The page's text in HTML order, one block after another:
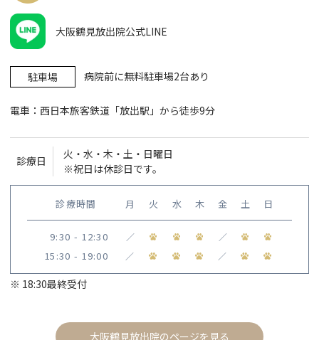
大阪鶴見放出院公式LINE
駐車場 病院前に無料駐車場2台あり
電車：西日本旅客鉄道「放出駅」から徒歩9分
診療日
火・水・木・土・日曜日
※祝日は休診日です。
診療時間 月 火 水 木 金 土 日
9:30 - 12:30 ／ ／
15:30 - 19:00 ／ ／
※ 18:30最終受付
大阪鶴見放出院のページを見る